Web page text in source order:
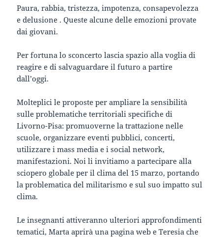
Paura, rabbia, tristezza, impotenza, consapevolezza
e delusione . Queste alcune delle emozioni provate
dai giovani.
Per fortuna lo sconcerto lascia spazio alla voglia di
reagire e di salvaguardare il futuro a partire
dall’oggi.
Molteplici le proposte per ampliare la sensibilità
sulle problematiche territoriali specifiche di
Livorno-Pisa: promuoverne la trattazione nelle
scuole, organizzare eventi pubblici, concerti,
utilizzare i mass media e i social network,
manifestazioni. Noi li invitiamo a partecipare alla
sciopero globale per il clima del 15 marzo, portando
la problematica del militarismo e sul suo impatto sul
clima.
Le insegnanti attiveranno ulteriori approfondimenti
tematici, Marta aprirà una pagina web e Teresia che